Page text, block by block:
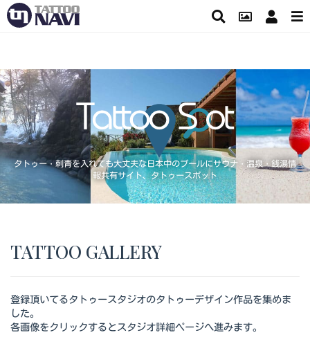
タトゥー・刺青を入れても大丈夫な日本中のプールにサウナ・温泉・銭湯情
報共有サイト、タトゥースポット
TATTOO GALLERY
登録頂いてるタトゥースタジオのタトゥーデザイン作品を集めま
した。
各画像をクリックするとスタジオ詳細ページへ進みます。